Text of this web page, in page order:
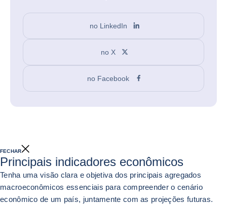
no LinkedIn
no X
no Facebook
FECHAR
Principais indicadores econômicos
Tenha uma visão clara e objetiva dos principais agregados
macroeconômicos essenciais para compreender o cenário
econômico de um país, juntamente com as projeções futuras.